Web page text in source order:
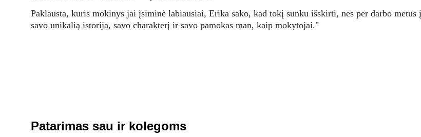
Paklausta, kuris mokinys jai įsiminė labiausiai, Erika sako, kad tokį sunku išskirti, nes per darbo
savo unikalią istoriją, savo charakterį ir savo pamokas man, kaip mokytojai."
Patarimas sau ir kolegoms